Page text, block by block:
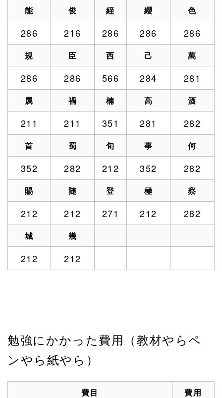
能 俊 絰 纓 色
286 216 286 286 286
規 臣 西 己 萬
286 286 566 284 281
属 禍 楠 高 酒
211 211 351 281 282
首 蜀 旬 事 何
352 282 212 352 282
賜 随 登 極 察
212 212 271 212 282
城 幾
212 212
勉強にかかった費用（教材やらペ
ンやら紙やら）
費目 費用